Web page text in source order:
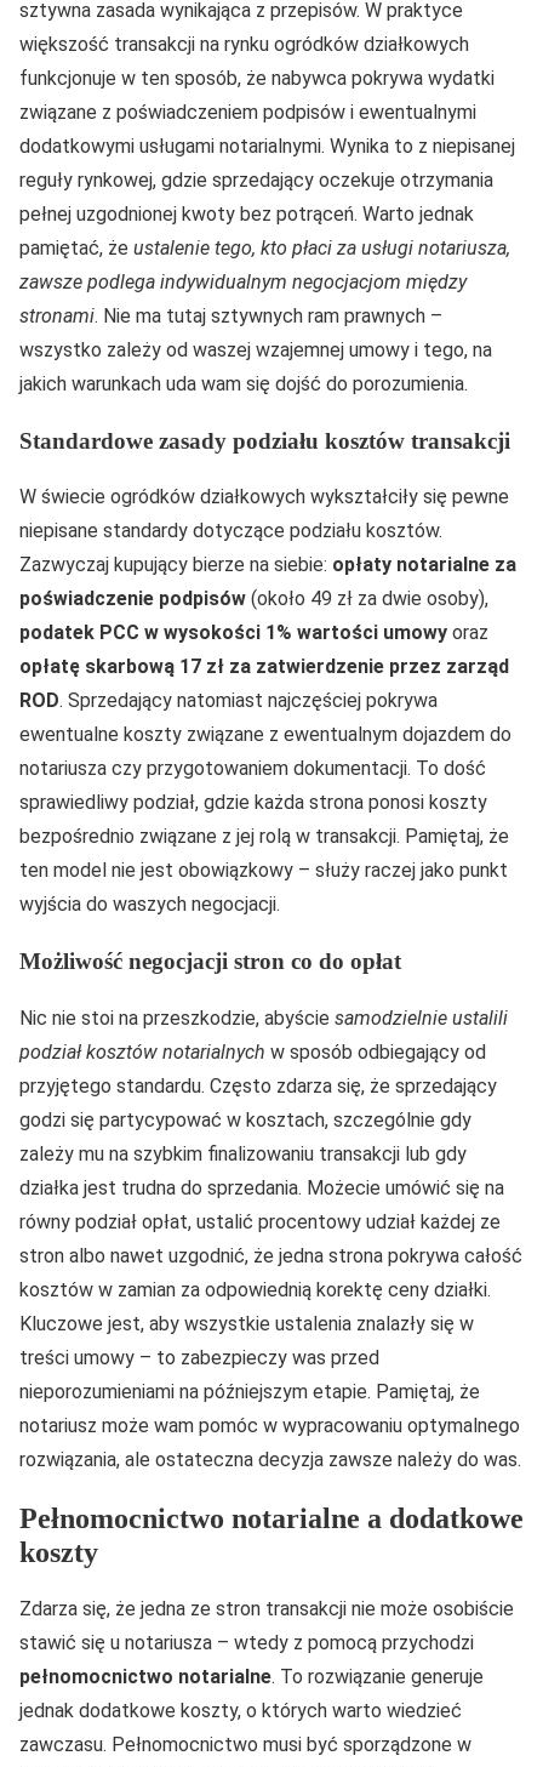
sztywna zasada wynikająca z przepisów. W praktyce
większość transakcji na rynku ogródków działkowych
funkcjonuje w ten sposób, że nabywca pokrywa wydatki
związane z poświadczeniem podpisów i ewentualnymi
dodatkowymi usługami notarialnymi. Wynika to z niepisanej
reguły rynkowej, gdzie sprzedający oczekuje otrzymania
pełnej uzgodnionej kwoty bez potrąceń. Warto jednak
pamiętać, że ustalenie tego, kto płaci za usługi notariusza,
zawsze podlega indywidualnym negocjacjom między
stronami. Nie ma tutaj sztywnych ram prawnych –
wszystko zależy od waszej wzajemnej umowy i tego, na
jakich warunkach uda wam się dojść do porozumienia.
Standardowe zasady podziału kosztów transakcji
W świecie ogródków działkowych wykształciły się pewne
niepisane standardy dotyczące podziału kosztów.
Zazwyczaj kupujący bierze na siebie: opłaty notarialne za
poświadczenie podpisów (około 49 zł za dwie osoby),
podatek PCC w wysokości 1% wartości umowy oraz
opłatę skarbową 17 zł za zatwierdzenie przez zarząd
ROD. Sprzedający natomiast najczęściej pokrywa
ewentualne koszty związane z ewentualnym dojazdem do
notariusza czy przygotowaniem dokumentacji. To dość
sprawiedliwy podział, gdzie każda strona ponosi koszty
bezpośrednio związane z jej rolą w transakcji. Pamiętaj, że
ten model nie jest obowiązkowy – służy raczej jako punkt
wyjścia do waszych negocjacji.
Możliwość negocjacji stron co do opłat
Nic nie stoi na przeszkodzie, abyście samodzielnie ustalili
podział kosztów notarialnych w sposób odbiegający od
przyjętego standardu. Często zdarza się, że sprzedający
godzi się partycypować w kosztach, szczególnie gdy
zależy mu na szybkim finalizowaniu transakcji lub gdy
działka jest trudna do sprzedania. Możecie umówić się na
równy podział opłat, ustalić procentowy udział każdej ze
stron albo nawet uzgodnić, że jedna strona pokrywa całość
kosztów w zamian za odpowiednią korektę ceny działki.
Kluczowe jest, aby wszystkie ustalenia znalazły się w
treści umowy – to zabezpieczy was przed
nieporozumieniami na późniejszym etapie. Pamiętaj, że
notariusz może wam pomóc w wypracowaniu optymalnego
rozwiązania, ale ostateczna decyzja zawsze należy do was.
Pełnomocnictwo notarialne a dodatkowe
koszty
Zdarza się, że jedna ze stron transakcji nie może osobiście
stawić się u notariusza – wtedy z pomocą przychodzi
pełnomocnictwo notarialne. To rozwiązanie generuje
jednak dodatkowe koszty, o których warto wiedzieć
zawczasu. Pełnomocnictwo musi być sporządzone w